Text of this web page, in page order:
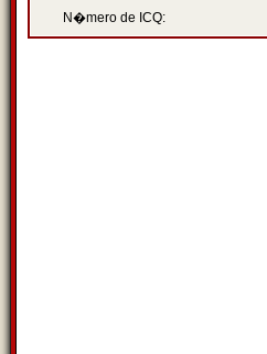
N�mero de ICQ: